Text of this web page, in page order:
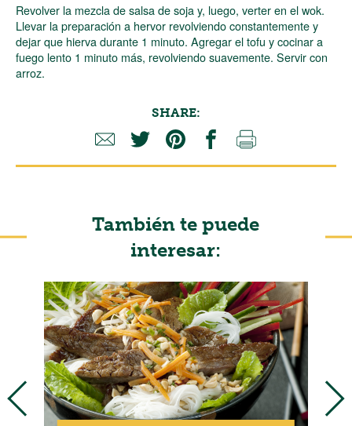
Revolver la mezcla de salsa de soja y, luego, verter en el wok.
Llevar la preparación a hervor revolviendo constantemente y
dejar que hierva durante 1 minuto. Agregar el tofu y cocinar a
fuego lento 1 minuto más, revolviendo suavemente. Servir con
arroz.
SHARE:
También te puede
interesar: